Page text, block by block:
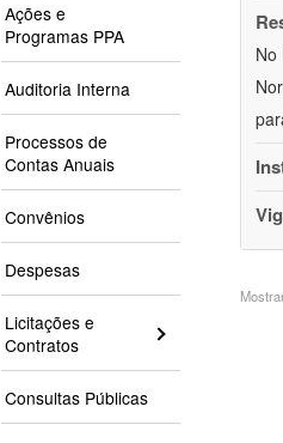
Ações e
Programas PPA
Auditoria Interna
Processos de
Contas Anuais
Convênios
Despesas
Licitações e
Contratos
Consultas Públicas
No